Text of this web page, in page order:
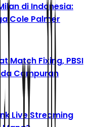
di Indonesia:
Cole Palmer
Match Fixing, PBSI
Campuran
Live Streaming